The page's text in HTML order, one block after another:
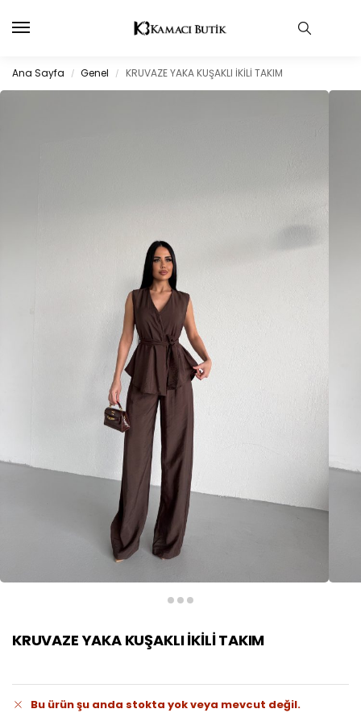
Ana Sayfa / Genel / KRUVAZE YAKA KUŞAKLI İKİLİ TAKIM
KRUVAZE YAKA KUŞAKLI İKİLİ TAKIM
Bu ürün şu anda stokta yok veya mevcut değil.